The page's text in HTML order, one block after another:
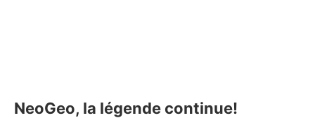
NeoGeo, la légende continue!